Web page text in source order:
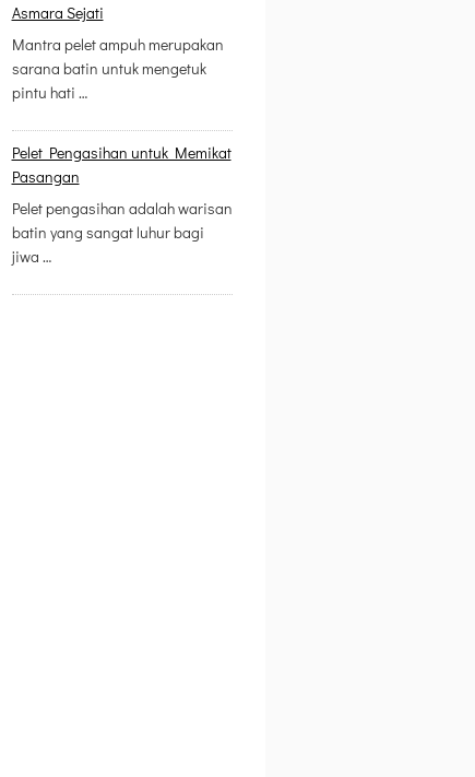
Asmara Sejati
Mantra pelet ampuh merupakan
sarana batin untuk mengetuk
pintu hati …
Pelet Pengasihan untuk Memikat
Pasangan
Pelet pengasihan adalah warisan
batin yang sangat luhur bagi
jiwa …